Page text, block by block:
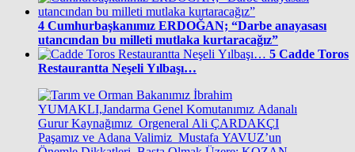
4 Cumhurbaşkanımız ERDOĞAN; “Darbe anayasası
utancından bu milleti mutlaka kurtaracağız”
5 Cadde Toros
Restaurantta Neşeli Yılbaşı…